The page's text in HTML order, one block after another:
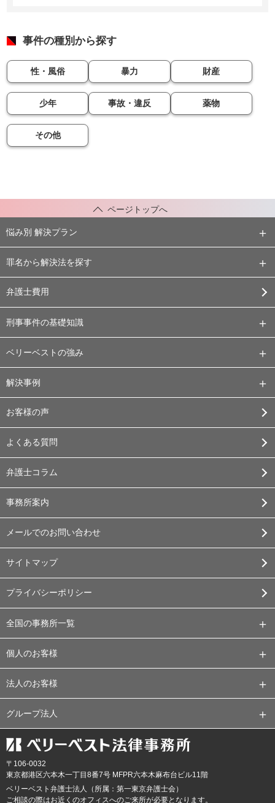
事件の種別から探す
性・風俗 暴力 財産
少年 事故・違反 薬物
その他
ページトップへ
悩み別 解決プラン
罪名から解決法を探す
弁護士費用
刑事事件の基礎知識
ベリーベストの強み
解決事例
お客様の声
よくある質問
弁護士コラム
事務所案内
メールでのお問い合わせ
サイトマップ
プライバシーポリシー
全国の事務所一覧
個人のお客様
法人のお客様
グループ法人
〒106-0032
東京都港区六本木一丁目8番7号 MFPR六本木麻布台ビル11階
ベリーベスト弁護士法人（所属：第一東京弁護士会）
ご相談の際はお近くのオフィスへのご来所が必要となります。